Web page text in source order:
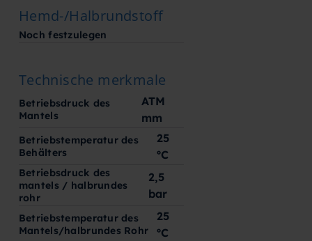
Hemd-/Halbrundstoff
Noch festzulegen
Technische merkmale
Betriebsdruck des
Mantels
ATM
mm
Betriebstemperatur des
Behälters
25
ºC
Betriebsdruck des
mantels / halbrundes
rohr
2,5
bar
Betriebstemperatur des
Mantels/halbrundes Rohr
25
ºC